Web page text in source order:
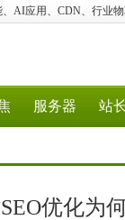
、AI应用、CDN、行业
服务器 站
优化为